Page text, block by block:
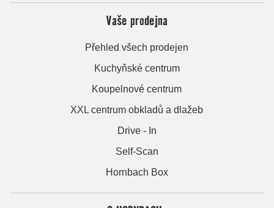
Vaše prodejna
Přehled všech prodejen
Kuchyňské centrum
Koupelnové centrum
XXL centrum obkladů a dlažeb
Drive - In
Self-Scan
Hornbach Box